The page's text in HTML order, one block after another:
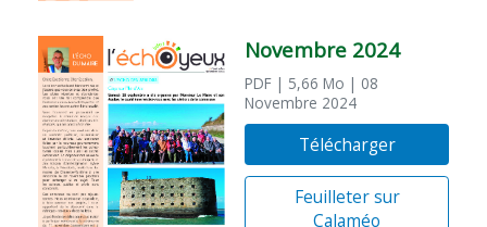
Novembre 2024
PDF | 5,66 Mo | 08
Novembre 2024
Télécharger
Feuilleter sur
Calaméo